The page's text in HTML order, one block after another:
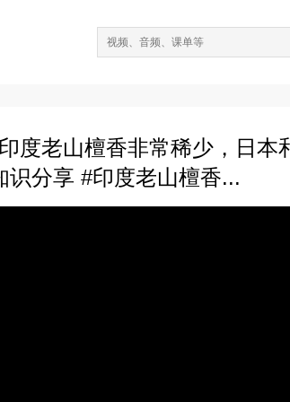
度老山檀香非常稀少，日
识分享 #印度老山檀香...